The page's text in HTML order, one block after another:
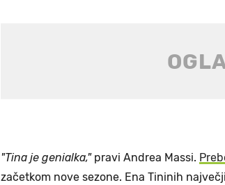
"Tina je genialka," pravi Andrea Massi.
začetkom nove sezone. Ena Tininih